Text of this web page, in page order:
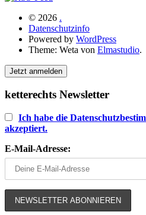
© 2026 .
Datenschutzinfo
Powered by WordPress
Theme: Weta von Elmastudio.
Jetzt anmelden
ketterechts Newsletter
Ich habe die
akzeptiert.
E-Mail-Adresse: